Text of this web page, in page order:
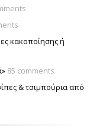
κακοποίησης ή
85 comments
& τσιμπούρια από